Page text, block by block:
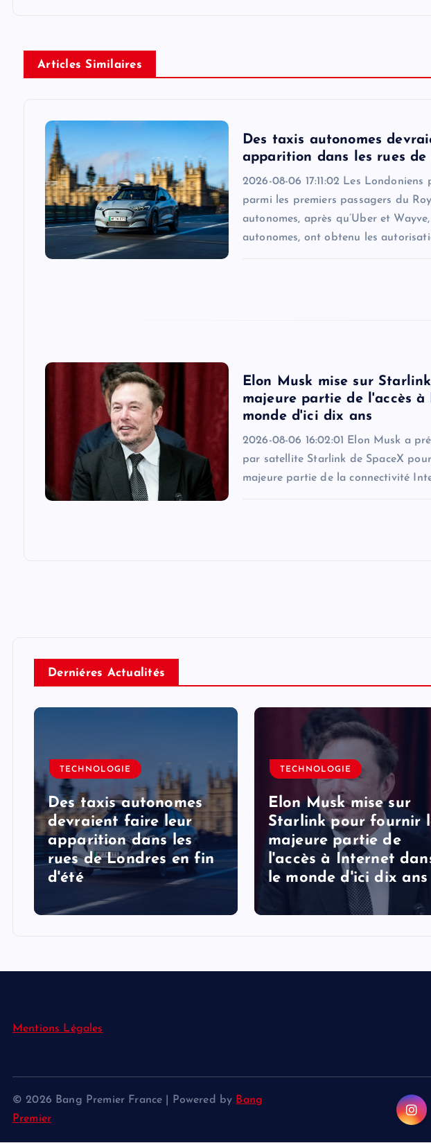
Articles Similaires
Des taxis autonomes
apparition dans les rues
2026-08-06 17:11:02 Les
parmi les premiers passagers du
autonomes, après qu’Uber et
autonomes, ont obtenu les
Elon Musk mise sur
majeure partie de l'accès
monde d'ici dix ans
2026-08-06 16:02:01 Elon Musk a
par satellite Starlink de SpaceX
majeure partie de la connectivité
Derniéres Actualités
TECHNOLOGIE
Des taxis autonomes
devraient faire leur
apparition dans les
rues de Londres en fin
d'été
TECHNOLOGIE
Elon Musk mise sur
Starlink pour fournir
majeure partie de
l'accès à Internet
le monde d'ici dix ans
Mentions Légales
© 2026 Bang Premier France | Powered by Bang
Premier